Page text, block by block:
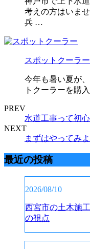
考えの方はいま
兵 …
スポットクーラー
今年も暑い夏が
トクーラーを購
PREV
水道工事って初
NEXT
まずはやってみ
最近の投稿
2026/08/10
西宮市の土木施
の視点